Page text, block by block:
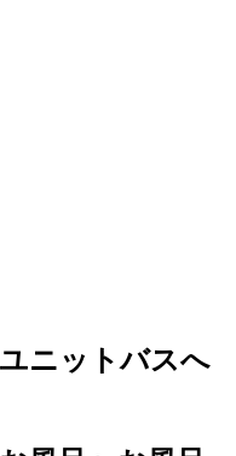
ニットバスへ